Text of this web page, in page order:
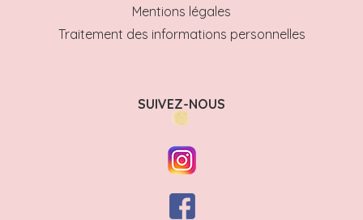
Mentions légales
Traitement des informations personnelles
SUIVEZ-NOUS